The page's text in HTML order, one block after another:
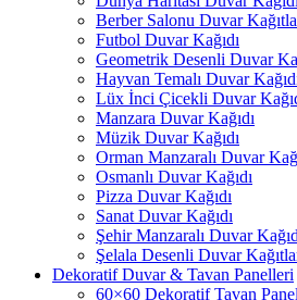
Berber Salonu Duvar
Futbol Duvar Kağıdı
Geometrik Desenli Duvar
Hayvan Temalı Duvar
Lüx İnci Çicekli Duvar
Manzara Duvar Kağıdı
Müzik Duvar Kağıdı
Orman Manzaralı Duvar
Osmanlı Duvar Kağıdı
Pizza Duvar Kağıdı
Sanat Duvar Kağıdı
Şehir Manzaralı Duvar
Şelala Desenli Duvar
Dekoratif Duvar & Tavan Panelleri
60×60 Dekoratif Tavan